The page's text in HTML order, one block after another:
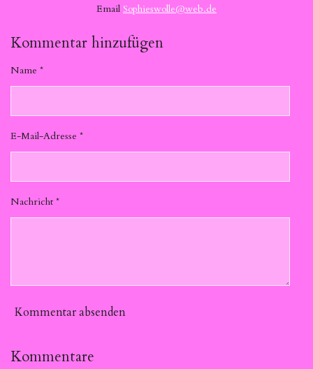
Email Sophieswolle@web.de
Kommentar hinzufügen
Name *
E-Mail-Adresse *
Nachricht *
Kommentar absenden
Kommentare